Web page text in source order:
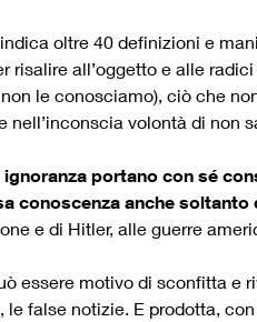
oltre 40 definizioni e
risalire all’oggetto e alle
le conosciamo), ciò che
nell’inconscia volontà di non
portano con sé
conoscenza anche
e di Hitler, alle guerre
essere motivo di sconfitta e
le false notizie. E prodotta,